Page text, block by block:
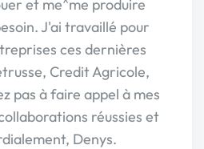
et me^me produire
J'ai travaillé pour
ces dernières
Credit Agricole,
pas à faire appel à mes
réussies et
Denys.